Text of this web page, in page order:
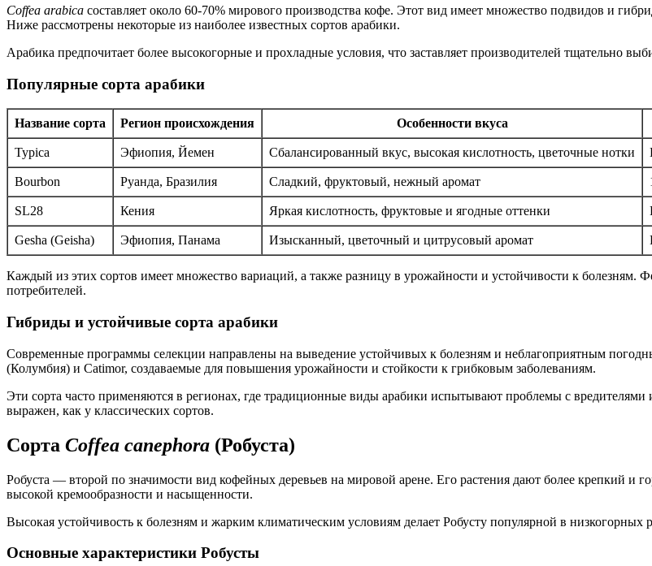
Coffea arabica составляет около 60-70% мирового производства кофе. Этот вид имеет множество подвидов и
Ниже рассмотрены некоторые из наиболее известных сортов арабики.
Арабика предпочитает более высокогорные и прохладные условия, что заставляет производителей тщательно
Популярные сорта арабики
Название сорта Регион происхождения Особенности вкуса
Typica Эфиопия, Йемен Сбалансированный вкус, высокая кислотность, цветочные нотки
Bourbon Руанда, Бразилия Сладкий, фруктовый, нежный аромат
SL28 Кения Яркая кислотность, фруктовые и ягодные оттенки
Gesha (Geisha) Эфиопия, Панама Изысканный, цветочный и цитрусовый аромат
Каждый из этих сортов имеет множество вариаций, а также разницу в урожайности и устойчивости к болезням.
потребителей.
Гибриды и устойчивые сорта арабики
Современные программы селекции направлены на выведение устойчивых к болезням и неблагоприятным
(Колумбия) и Catimor, создаваемые для повышения урожайности и стойкости к грибковым заболеваниям.
Эти сорта часто применяются в регионах, где традиционные виды арабики испытывают проблемы с
выражен, как у классических сортов.
Сорта Coffea canephora (Робуста)
Робуста — второй по значимости вид кофейных деревьев на мировой арене. Его растения дают более крепкий и
высокой кремообразности и насыщенности.
Высокая устойчивость к болезням и жарким климатическим условиям делает Робусту популярной в
Основные характеристики Робусты